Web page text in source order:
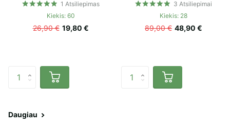
1 Atsiliepimas
Kiekis: 60
26,90 € 19,80 €
3 Atsiliepimai
Kiekis: 28
89,00 € 48,90 €
Daugiau